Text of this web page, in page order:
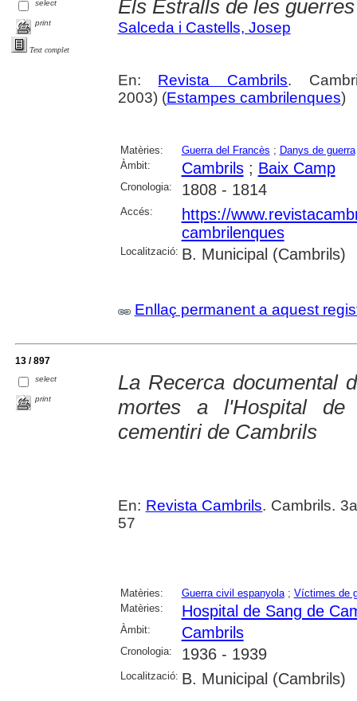
select
print
Text complet
Els Estralls de les guerres
Salceda i Castells, Josep
En: Revista Cambrils.
2003) (Estampes cambrilenques)
Matèries: Guerra del Francès ; Danys de guerra
Àmbit:
Cambrils; Baix Camp
Cronologia: 1808 - 1814
Accés:
https://
cambrilenques
Localització: B. Municipal (Cambrils)
Enllaç permanent a aquest
13 / 897
select
print
La Recerca documental
mortes a l'Hospital de
cementiri de Cambrils
En: Revista Cambrils. Cambrils.
57
Matèries: Guerra civil espanyola; Víctimes de
Matèries:
Hospital de Sang de
Àmbit: Cambrils
Cronologia: 1936 - 1939
Localització: B. Municipal (Cambrils)